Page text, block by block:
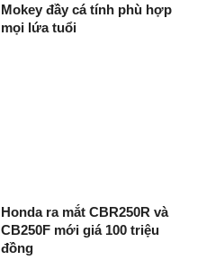
Mokey đầy cá tính phù hợp
mọi lứa tuổi
Honda ra mắt CBR250R và
CB250F mới giá 100 triệu
đồng